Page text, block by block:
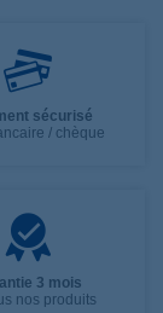
sécurisé
/ chèque
3 mois
nos produits